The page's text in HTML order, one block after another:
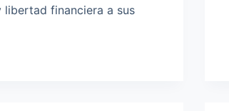
libertad financiera a sus